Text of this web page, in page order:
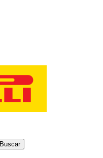
Buscar